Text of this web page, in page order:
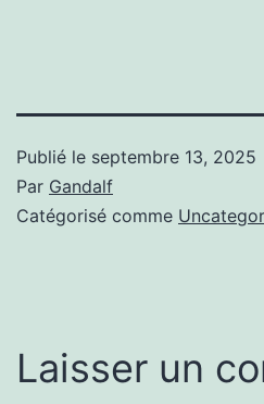
Publié le septembre 13, 2025
Par Gandalf
Catégorisé comme
Laisser un